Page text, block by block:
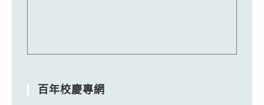
百年校慶專網